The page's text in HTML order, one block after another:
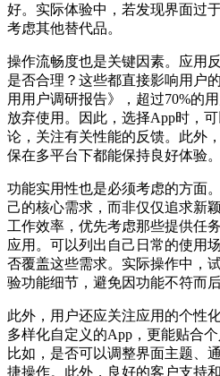
好。实际体验中，若发现界面过
考虑其他替代品。
操作流畅度也是关键因素。应用
是否合理？这些都直接影响用户
用用户调研报告》，超过70%的
放弃使用。因此，选择App时，
论，关注有关性能的反馈。此外
保在多平台下都能保持良好体验。
功能实用性也是必须考虑的方面
己的核心需求，而非仅仅追求新
工作效率，优先考虑那些提供任
应用。可以列出自己日常的使用
否覆盖这些需求。实际操作中，
验功能细节，避免因功能不符而
此外，用户还应关注应用的个性
多样化自定义的App，更能贴合
比如，是否可以调整界面主题、
捷操作。此外，良好的客户支持